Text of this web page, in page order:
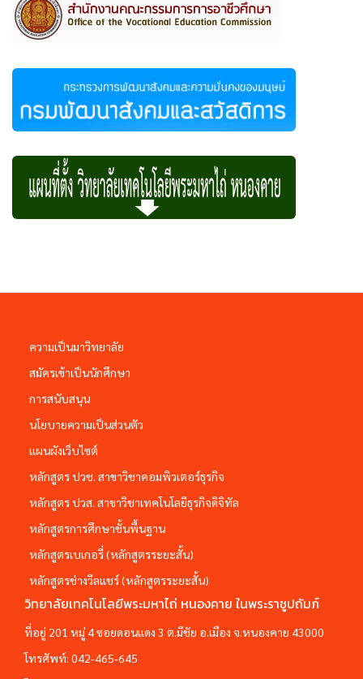
ความเป็นมาวิทยาลัย
สมัครเข้าเป็นนักศึกษา
การสนับสนุน
นโยบายความเป็นส่วนตัว
แผนผังเว็บไซต์
หลักสูตร ปวช. สาขาวิชาคอมพิวเตอร์ธุรกิจ
หลักสูตร ปวส. สาขาวิชาเทคโนโลยีธุรกิจดิจิทัล
หลักสูตรการศึกษาชั้นพื้นฐาน
หลักสูตรเบเกอรี่ (หลักสูตรระยะสั้น)
หลักสูตรช่างวีลแชร์ (หลักสูตรระยะสั้น)
วิทยาลัยเทคโนโลยีพระมหาไถ่ หนองคาย ในพระราชูปถัมภ์
ที่อยู่ 201 หมู่ 4 ซอยดอนแดง 3 ต.มีชัย อ.เมือง จ.หนองคาย 43000
โทรศัพท์: 042-465-645